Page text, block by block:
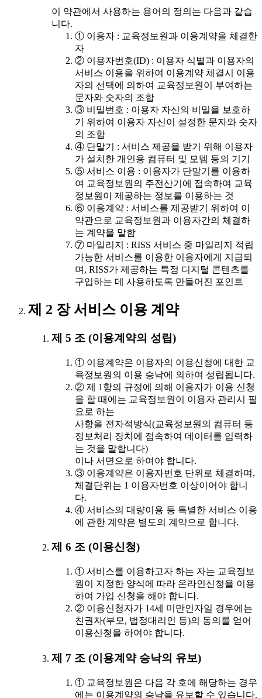
이 약관에서 사용하는 용어의 정의는 다음과 같습
니다.
① 이용자 : 교육정보원과 이용계약을 체결한
자
② 이용자번호(ID) : 이용자 식별과 이용자의
서비스 이용을 위하여 이용계약 체결시 이용
자의 선택에 의하여 교육정보원이 부여하는
문자와 숫자의 조합
③ 비밀번호 : 이용자 자신의 비밀을 보호하
기 위하여 이용자 자신이 설정한 문자와 숫자
의 조합
④ 단말기 : 서비스 제공을 받기 위해 이용자
가 설치한 개인용 컴퓨터 및 모뎀 등의 기기
⑤ 서비스 이용 : 이용자가 단말기를 이용하
여 교육정보원의 주전산기에 접속하여 교육
정보원이 제공하는 정보를 이용하는 것
⑥ 이용계약 : 서비스를 제공받기 위하여 이
약관으로 교육정보원과 이용자간의 체결하
는 계약을 말함
⑦ 마일리지 : RISS 서비스 중 마일리지 적립
가능한 서비스를 이용한 이용자에게 지급되
며, RISS가 제공하는 특정 디지털 콘텐츠를
구입하는 데 사용하도록 만들어진 포인트
제 2 장 서비스 이용 계약
제 5 조 (이용계약의 성립)
① 이용계약은 이용자의 이용신청에 대한 교
육정보원의 이용 승낙에 의하여 성립됩니다.
② 제 1항의 규정에 의해 이용자가 이용 신청
을 할 때에는 교육정보원이 이용자 관리시 필
요로 하는
사항을 전자적방식(교육정보원의 컴퓨터 등
정보처리 장치에 접속하여 데이터를 입력하
는 것을 말합니다)
이나 서면으로 하여야 합니다.
③ 이용계약은 이용자번호 단위로 체결하며,
체결단위는 1 이용자번호 이상이어야 합니
다.
④ 서비스의 대량이용 등 특별한 서비스 이용
에 관한 계약은 별도의 계약으로 합니다.
제 6 조 (이용신청)
① 서비스를 이용하고자 하는 자는 교육정보
원이 지정한 양식에 따라 온라인신청을 이용
하여 가입 신청을 해야 합니다.
② 이용신청자가 14세 미만인자일 경우에는
친권자(부모, 법정대리인 등)의 동의를 얻어
이용신청을 하여야 합니다.
제 7 조 (이용계약 승낙의 유보)
① 교육정보원은 다음 각 호에 해당하는 경우
에는 이용계약의 승낙을 유보할 수 있습니다.